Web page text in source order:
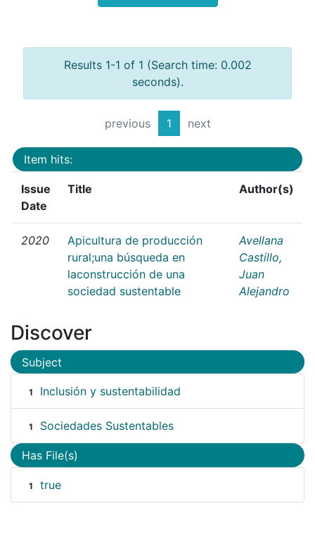
Results 1-1 of 1 (Search time: 0.002
seconds).
previous 1 next
Item hits:
Issue
Date
Title Author(s)
2020
Apicultura de producción
rural;una búsqueda en
laconstrucción de una
sociedad sustentable
Avellana
Castillo,
Juan
Alejandro
Discover
Subject
1 Inclusión y sustentabilidad
1 Sociedades Sustentables
Has File(s)
1 true